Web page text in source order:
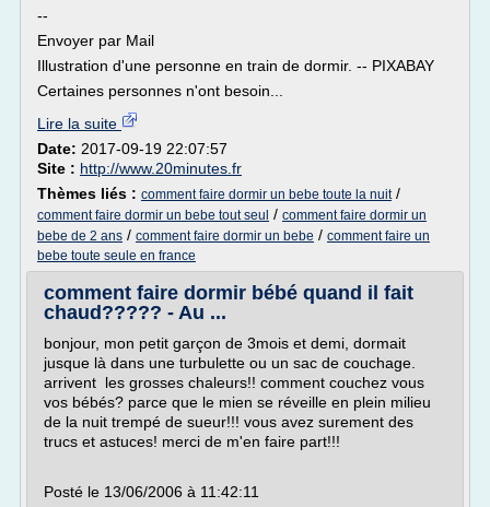
--
Envoyer par Mail
Illustration d'une personne en train de dormir. -- PIXABAY
Certaines personnes n'ont besoin...
Lire la suite
Date: 2017-09-19 22:07:57
Site : http://www.20minutes.fr
Thèmes liés : comment faire dormir un bebe toute la nuit/
comment faire dormir un bebe tout seul / comment faire dormir un
bebe de 2 ans / comment faire dormir un bebe / comment faire un
bebe toute seule en france
comment faire dormir bébé quand il fait
chaud????? - Au ...
bonjour, mon petit garçon de 3mois et demi, dormait
jusque là dans une turbulette ou un sac de couchage.
arrivent les grosses chaleurs!! comment couchez vous
vos bébés? parce que le mien se réveille en plein milieu
de la nuit trempé de sueur!!! vous avez surement des
trucs et astuces! merci de m'en faire part!!!
Posté le 13/06/2006 à 11:42:11